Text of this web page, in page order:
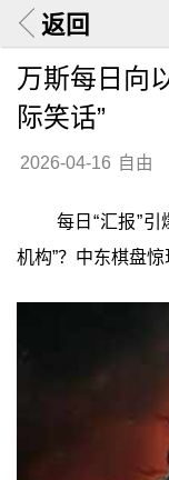
返回
万斯每日向
际笑话”
2026-04-16 自由
每日“汇报”
机构”？中东棋盘